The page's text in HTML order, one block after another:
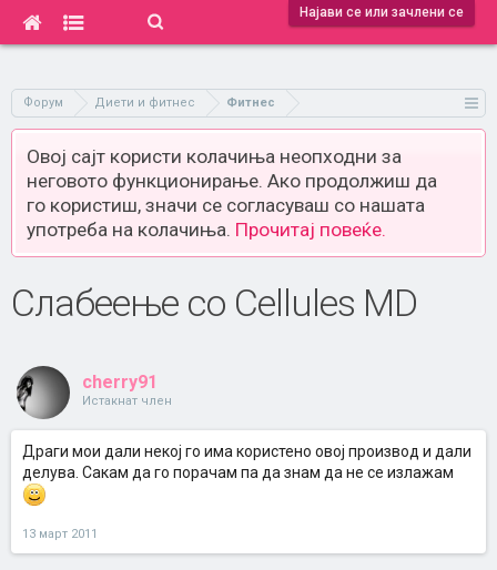
Најави се или зачлени се
Форум Диети и фитнес Фитнес
Овој сајт користи колачиња неопходни за
неговото функционирање. Ако продолжиш да
го користиш, значи се согласуваш со нашата
употреба на колачиња. Прочитај повеќе.
Слабеење со Cellules MD
cherry91
Истакнат член
Драги мои дали некој го има користено овој производ и дали
делува. Сакам да го порачам па да знам да не се излажам
13 март 2011